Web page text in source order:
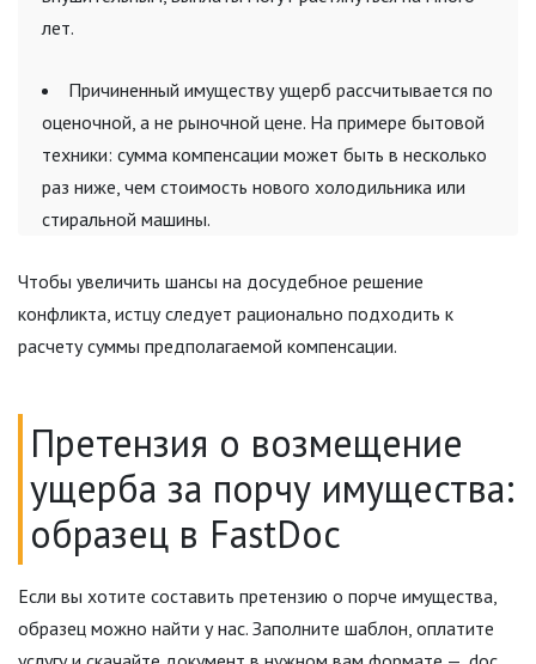
лет.
Причиненный имуществу ущерб рассчитывается по
оценочной, а не рыночной цене. На примере бытовой
техники: сумма компенсации может быть в несколько
раз ниже, чем стоимость нового холодильника или
стиральной машины.
Чтобы увеличить шансы на досудебное решение
конфликта, истцу следует рационально подходить к
расчету суммы предполагаемой компенсации.
Претензия о возмещение
ущерба за порчу имущества:
образец в FastDoc
Если вы хотите составить претензию о порче имущества,
образец можно найти у нас. Заполните шаблон, оплатите